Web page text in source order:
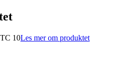
10Les mer om produktet